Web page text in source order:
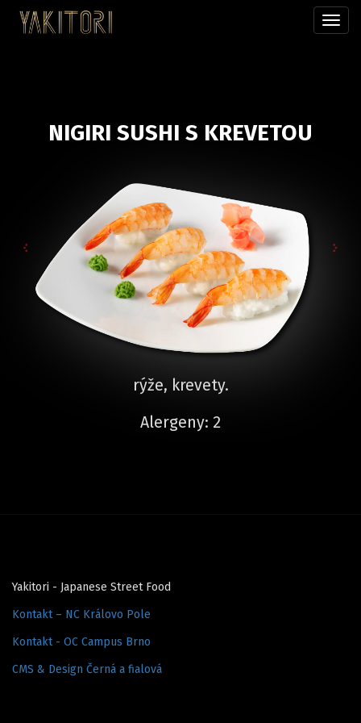
menu
NIGIRI SUSHI S KREVETOU
rýže, krevety.
Alergeny: 2
Yakitori - Japanese Street Food
Kontakt – NC Královo Pole
Kontakt - OC Campus Brno
CMS & Design Černá a fialová